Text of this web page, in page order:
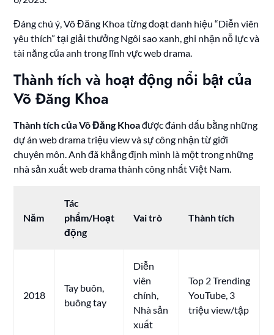
Đáng chú ý, Võ Đăng Khoa từng đoạt danh hiệu “Diễn viên
yêu thích” tại giải thưởng Ngôi sao xanh, ghi nhận nỗ lực và
tài năng của anh trong lĩnh vực web drama.
Thành tích và hoạt động nổi bật của
Võ Đăng Khoa
Thành tích của Võ Đăng Khoađược đánh dấu bằng những
dự án web drama triệu view và sự công nhận từ giới
chuyên môn. Anh đã khẳng định mình là một trong những
nhà sản xuất web drama thành công nhất Việt Nam.
Năm
Tác
phẩm/Hoạt
động
Vai trò Thành tích
2018
Tay buôn,
buông tay
Diễn
viên
chính,
Nhà sản
xuất
Top 2 Trending
YouTube, 3
triệu view/tập